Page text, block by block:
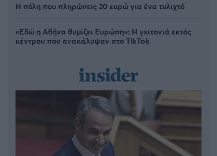
Η πόλη που πληρώνεις 20 ευρώ για ένα τυλιχτό
«Εδώ η Αθήνα θυμίζει Ευρώπη»: H γειτονιά εκτός
κέντρου που ανακάλυψαν στο TikTok